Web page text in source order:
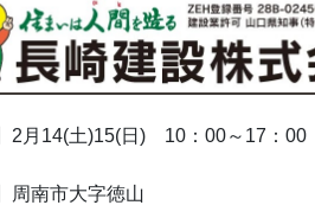
2月14(土)15(日) 10：00～17：00
周南市大字徳山